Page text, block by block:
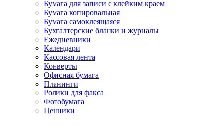
Бумага для записи с клейким краем
Бумага копировальная
Бумага самоклеящаяся
Бухгалтерские бланки и журналы
Ежедневники
Календари
Кассовая лента
Конверты
Офисная бумага
Планинги
Ролики для факса
Фотобумага
Ценники